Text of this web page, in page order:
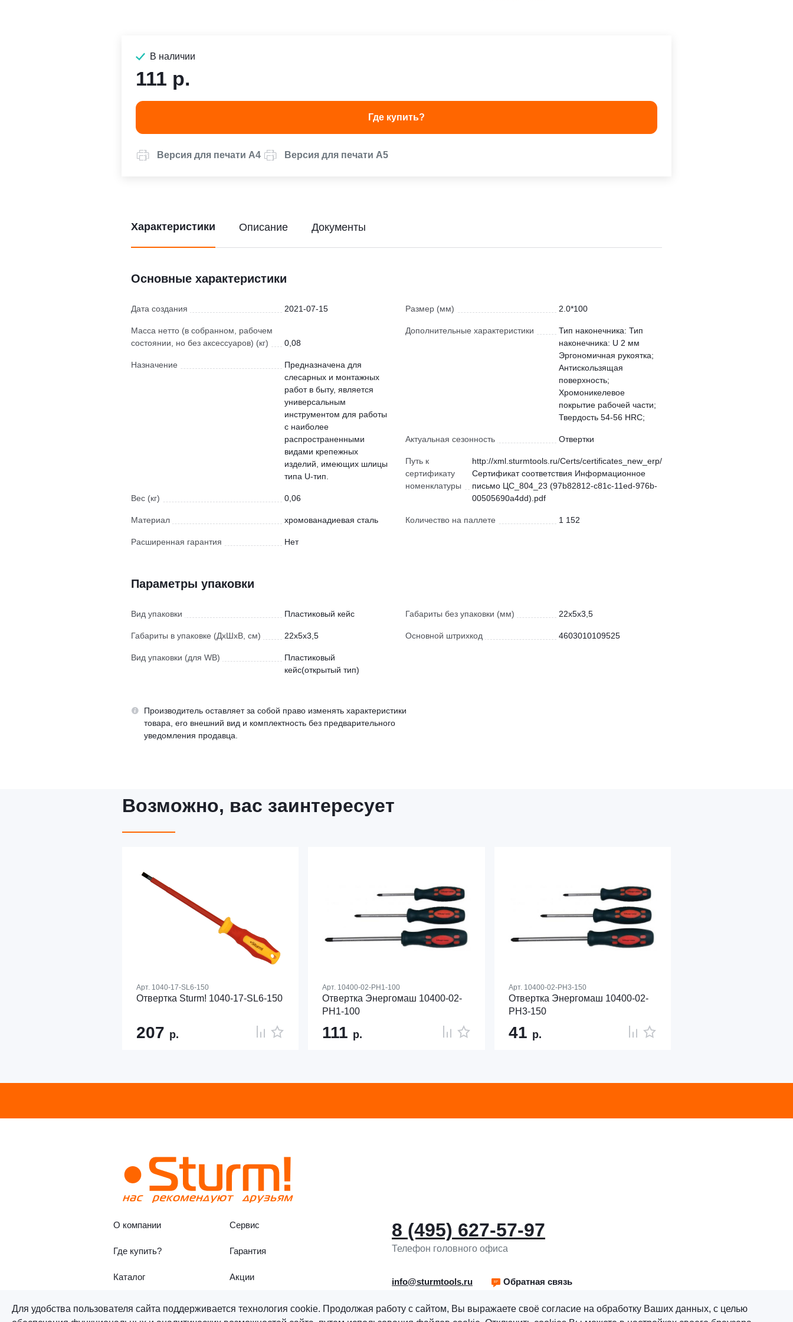
В наличии
111 р.
Где купить?
Версия для печати А4 Версия для печати А5
Характеристики
Основные характеристики
Дата создания 2021-07-15
Масса нетто (в собранном, рабочем
состоянии, но без аксессуаров) (кг)
0,08
Назначение
Предназначена для
слесарных и монтажных
работ в быту, является
универсальным
инструментом для работы
с наиболее
распространенными
видами крепежных
изделий, имеющих шлицы
типа U-тип.
Вес (кг) 0,06
Материал хромованадиевая сталь
Расширенная гарантия Нет
Размер (мм) 2.0*100
Дополнительные характеристики
Тип наконечника: Тип
наконечника: U 2 мм
Эргономичная рукоятка;
Антискользящая
поверхность;
Хромоникелевое
покрытие рабочей части;
Твердость 54-56 HRC;
Актуальная сезонность Отвертки
Путь к
сертификату
номенклатуры
http://xml.sturmtools.ru/Certs/certificates_new_erp/
Сертификат соответствия Информационное
письмо ЦС_804_23 (97b82812-c81c-11ed-976b-
00505690a4dd).pdf
Количество на паллете 1 152
Параметры упаковки
Вид упаковки Пластиковый кейс
Габариты в упаковке (ДхШхВ, см) 22x5x3,5
Вид упаковки (для WB)
Пластиковый
кейс(открытый тип)
Габариты без упаковки (мм) 22x5x3,5
Основной штрихкод 4603010109525
Производитель оставляет за собой право изменять характеристики
товара, его внешний вид и комплектность без предварительного
уведомления продавца.
Описание Документы
Возможно, вас заинтересует
Арт. 1040-17-SL6-150
Отвертка Sturm! 1040-17-SL6-150
207 р.
Арт. 10400-02-PH1-100
Отвертка Энергомаш 10400-02-
PH1-100
111 р.
Арт. 10400-02-PH3-150
Отвертка Энергомаш 10400-02-
PH3-150
41 р.
О компании Сервис
Где купить? Гарантия
Каталог Акции
8 (495) 627-57-97
Телефон головного офиса
info@sturmtools.ru Обратная связь
Для удобства пользователя сайта поддерживается технология cookie. Продолжая работу с сайтом, Вы выражаете своё согласие на обработку Ваших данных, с целью